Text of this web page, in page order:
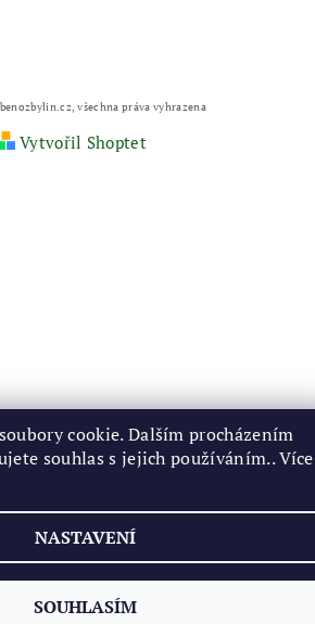
všechna práva vyhrazena
Vytvořil Shoptet
cookie. Dalším procházením
souhlas s jejich používáním.. Více
NASTAVENÍ
SOUHLASÍM